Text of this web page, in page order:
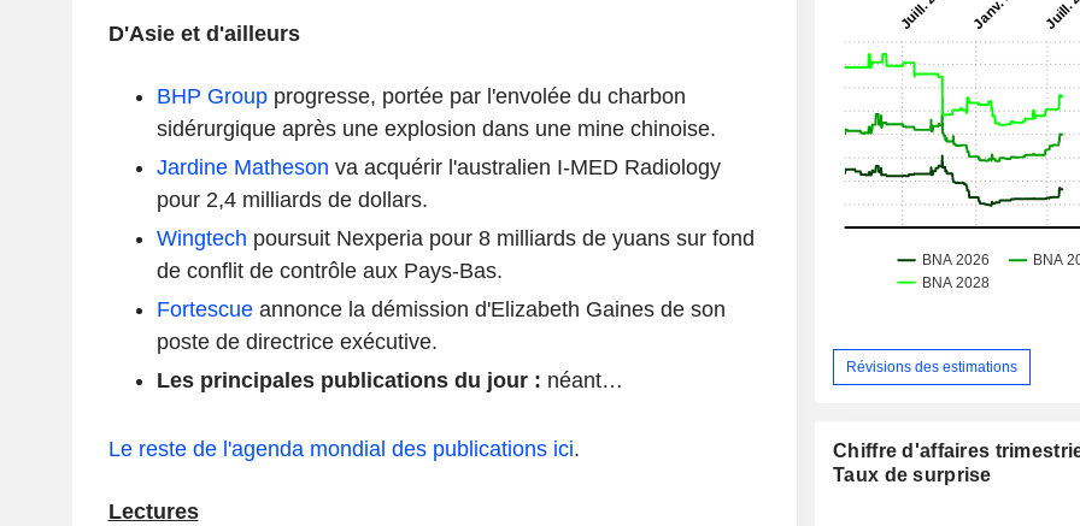
D'Asie et d'ailleurs
BHP Groupprogresse, portée par l'envolée du charbon
sidérurgique après une explosion dans une mine chinoise.
Jardine Matheson va acquérir l'australien I-MED Radiology
pour 2,4 milliards de dollars.
Wingtech poursuit Nexperia pour 8 milliards de yuans sur fond
de conflit de contrôle aux Pays-Bas.
Fortescueannonce la démission d'Elizabeth Gaines de son
poste de directrice exécutive.
Les principales publications du jour: néant…
Le reste de l'agenda mondial des publications ici.
Lectures
Révisions des estimations
Chiffre d'affaires
Taux de surprise